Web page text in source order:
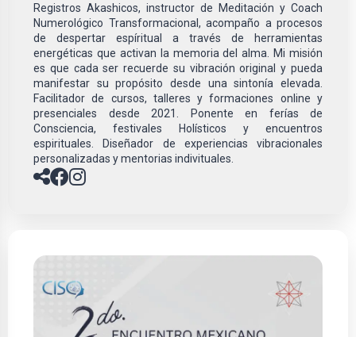
Registros Akashicos, instructor de Meditación y Coach
Numerológico Transformacional, acompaño a procesos
de despertar espíritual a través de herramientas
energéticas que activan la memoria del alma. Mi misión
es que cada ser recuerde su vibración original y pueda
manifestar su propósito desde una sintonía elevada.
Facilitador de cursos, talleres y formaciones online y
presenciales desde 2021. Ponente en ferías de
Consciencia, festivales Holísticos y encuentros
espirituales. Diseñador de experiencias vibracionales
personalizadas y mentorias indivituales.